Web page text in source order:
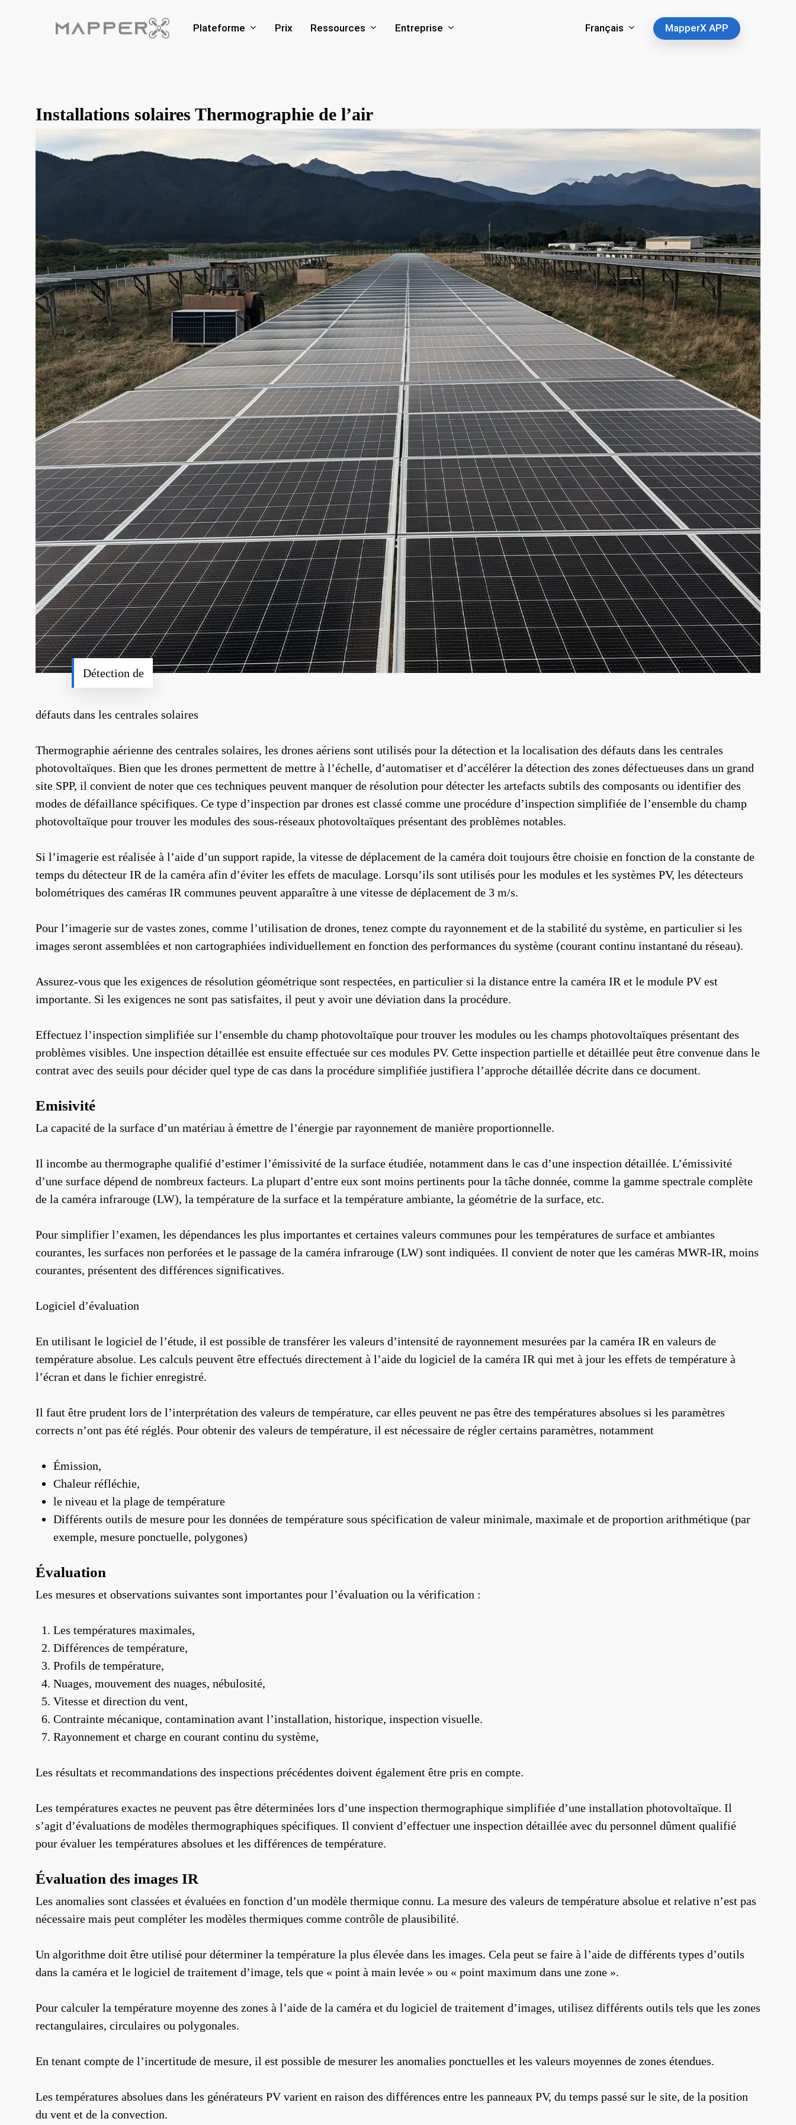
Plateforme Prix Ressources Entreprise Français MapperX APP
Installations solaires Thermographie de l’air
Détection de
défauts dans les centrales solaires
Thermographie aérienne des centrales solaires, les drones aériens sont utilisés pour la détection et la localisation des défauts dans les centrales
photovoltaïques. Bien que les drones permettent de mettre à l’échelle, d’automatiser et d’accélérer la détection des zones défectueuses dans un grand
site SPP, il convient de noter que ces techniques peuvent manquer de résolution pour détecter les artefacts subtils des composants ou identifier des
modes de défaillance spécifiques. Ce type d’inspection par drones est classé comme une procédure d’inspection simplifiée de l’ensemble du champ
photovoltaïque pour trouver les modules des sous-réseaux photovoltaïques présentant des problèmes notables.
Si l’imagerie est réalisée à l’aide d’un support rapide, la vitesse de déplacement de la caméra doit toujours être choisie en fonction de la constante de
temps du détecteur IR de la caméra afin d’éviter les effets de maculage. Lorsqu’ils sont utilisés pour les modules et les systèmes PV, les détecteurs
bolométriques des caméras IR communes peuvent apparaître à une vitesse de déplacement de 3 m/s.
Pour l’imagerie sur de vastes zones, comme l’utilisation de drones, tenez compte du rayonnement et de la stabilité du système, en particulier si les
images seront assemblées et non cartographiées individuellement en fonction des performances du système (courant continu instantané du réseau).
Assurez-vous que les exigences de résolution géométrique sont respectées, en particulier si la distance entre la caméra IR et le module PV est
importante. Si les exigences ne sont pas satisfaites, il peut y avoir une déviation dans la procédure.
Effectuez l’inspection simplifiée sur l’ensemble du champ photovoltaïque pour trouver les modules ou les champs photovoltaïques présentant des
problèmes visibles. Une inspection détaillée est ensuite effectuée sur ces modules PV. Cette inspection partielle et détaillée peut être convenue dans le
contrat avec des seuils pour décider quel type de cas dans la procédure simplifiée justifiera l’approche détaillée décrite dans ce document.
Emisivité
La capacité de la surface d’un matériau à émettre de l’énergie par rayonnement de manière proportionnelle.
Il incombe au thermographe qualifié d’estimer l’émissivité de la surface étudiée, notamment dans le cas d’une inspection détaillée. L’émissivité
d’une surface dépend de nombreux facteurs. La plupart d’entre eux sont moins pertinents pour la tâche donnée, comme la gamme spectrale complète
de la caméra infrarouge (LW), la température de la surface et la température ambiante, la géométrie de la surface, etc.
Pour simplifier l’examen, les dépendances les plus importantes et certaines valeurs communes pour les températures de surface et ambiantes
courantes, les surfaces non perforées et le passage de la caméra infrarouge (LW) sont indiquées. Il convient de noter que les caméras MWR-IR, moins
courantes, présentent des différences significatives.
Logiciel d’évaluation
En utilisant le logiciel de l’étude, il est possible de transférer les valeurs d’intensité de rayonnement mesurées par la caméra IR en valeurs de
température absolue. Les calculs peuvent être effectués directement à l’aide du logiciel de la caméra IR qui met à jour les effets de température à
l’écran et dans le fichier enregistré.
Il faut être prudent lors de l’interprétation des valeurs de température, car elles peuvent ne pas être des températures absolues si les paramètres
corrects n’ont pas été réglés. Pour obtenir des valeurs de température, il est nécessaire de régler certains paramètres, notamment
Émission,
Chaleur réfléchie,
le niveau et la plage de température
Différents outils de mesure pour les données de température sous spécification de valeur minimale, maximale et de proportion arithmétique (par
exemple, mesure ponctuelle, polygones)
Évaluation
Les mesures et observations suivantes sont importantes pour l’évaluation ou la vérification :
Les températures maximales,
Différences de température,
Profils de température,
Nuages, mouvement des nuages, nébulosité,
Vitesse et direction du vent,
Contrainte mécanique, contamination avant l’installation, historique, inspection visuelle.
Rayonnement et charge en courant continu du système,
Les résultats et recommandations des inspections précédentes doivent également être pris en compte.
Les températures exactes ne peuvent pas être déterminées lors d’une inspection thermographique simplifiée d’une installation photovoltaïque. Il
s’agit d’évaluations de modèles thermographiques spécifiques. Il convient d’effectuer une inspection détaillée avec du personnel dûment qualifié
pour évaluer les températures absolues et les différences de température.
Évaluation des images IR
Les anomalies sont classées et évaluées en fonction d’un modèle thermique connu. La mesure des valeurs de température absolue et relative n’est pas
nécessaire mais peut compléter les modèles thermiques comme contrôle de plausibilité.
Un algorithme doit être utilisé pour déterminer la température la plus élevée dans les images. Cela peut se faire à l’aide de différents types d’outils
dans la caméra et le logiciel de traitement d’image, tels que « point à main levée » ou « point maximum dans une zone ».
Pour calculer la température moyenne des zones à l’aide de la caméra et du logiciel de traitement d’images, utilisez différents outils tels que les zones
rectangulaires, circulaires ou polygonales.
En tenant compte de l’incertitude de mesure, il est possible de mesurer les anomalies ponctuelles et les valeurs moyennes de zones étendues.
Les températures absolues dans les générateurs PV varient en raison des différences entre les panneaux PV, du temps passé sur le site, de la position
du vent et de la convection.